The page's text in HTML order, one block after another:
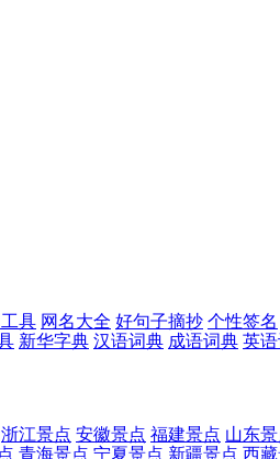
具 网名大全 好句子摘抄 个性签名
新华字典 汉语词典 成语词典 英
浙江景点 安徽景点 福建景点 山东
青海景点 宁夏景点 新疆景点 西